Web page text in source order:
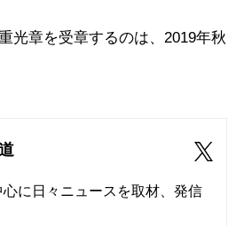
光章を受章するのは、2019年秋
に日々ニュースを取材、発信